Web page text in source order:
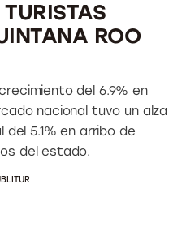
ROO
del 6.9% en
nacional tuvo un alza
del 5.1% en arribo de
del estado.